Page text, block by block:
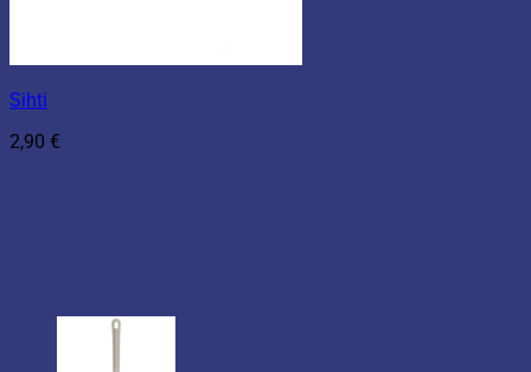
Sihti
2,90 €